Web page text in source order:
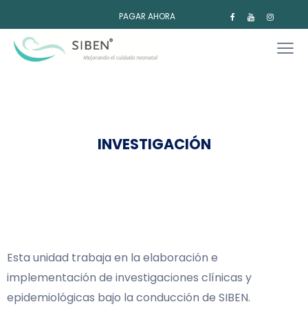
PAGAR AHORA
INVESTIGACIÓN
Esta unidad trabaja en la elaboración e
implementación de investigaciones clínicas y
epidemiológicas bajo la conducción de SIBEN.